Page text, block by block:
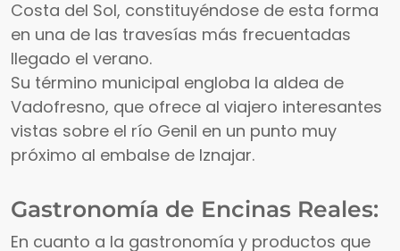
Costa del Sol, constituyéndose de esta forma
en una de las travesías más frecuentadas
llegado el verano.
Su término municipal engloba la aldea de
Vadofresno, que ofrece al viajero interesantes
vistas sobre el río Genil en un punto muy
próximo al embalse de Iznajar.
Gastronomía de Encinas Reales:
En cuanto a la gastronomía y productos que